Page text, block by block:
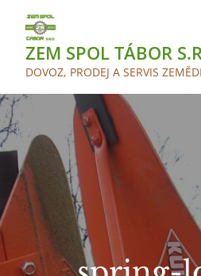
contentZEM SPOL TÁBOR
DOVOZ, PRODEJ A SERVIS